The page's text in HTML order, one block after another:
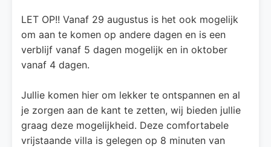
LET OP!! Vanaf 29 augustus is het ook mogelijk
om aan te komen op andere dagen en is een
verblijf vanaf 5 dagen mogelijk en in oktober
vanaf 4 dagen.
Jullie komen hier om lekker te ontspannen en al
je zorgen aan de kant te zetten, wij bieden jullie
graag deze mogelijkheid. Deze comfortabele
vrijstaande villa is gelegen op 8 minuten van